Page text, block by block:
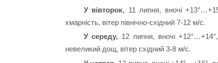
У вівторок, 11 липня, вночі
хмарність, вітер північно-східний 7-12 м/с.
У середу, 12 липня, вночі
невеликий дощ, вітер східний 3-8 м/с.